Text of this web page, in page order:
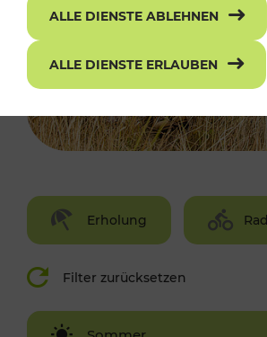
Erholung
Filter zurücksetzen
ALLE DIENSTE ABLEHNEN
ALLE DIENSTE ERLAUBEN